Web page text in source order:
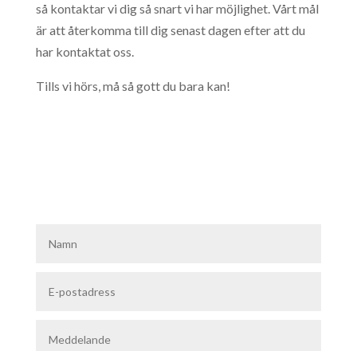
så kontaktar vi dig så snart vi har möjlighet. Vårt mål
är att återkomma till dig senast dagen efter att du
har kontaktat oss.
Tills vi hörs, må så gott du bara kan!